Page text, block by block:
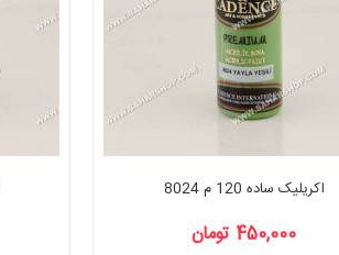
اکریلیک ساده 120 م 8024
450,000 تومان